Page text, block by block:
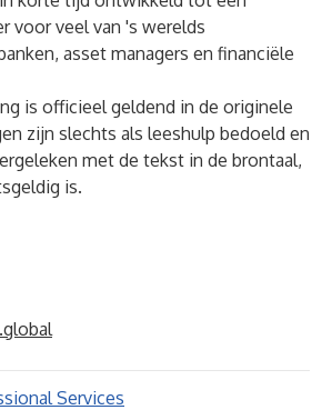
voor veel van 's werelds
asset managers en financiële
is officieel geldend in de originele
zijn slechts als leeshulp bedoeld en
met de tekst in de brontaal,
is.
Services